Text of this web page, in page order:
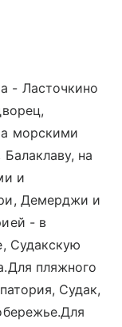
- Ласточкино
морскими
на
и
Демерджи и
- в
Судакскую
пляжного
Судак,